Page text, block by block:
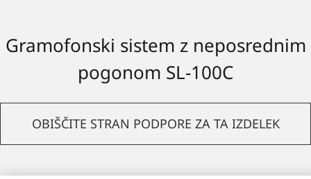
Gramofonski sistem z neposrednim
pogonom SL-100C
OBIŠČITE STRAN PODPORE ZA TA IZDELEK